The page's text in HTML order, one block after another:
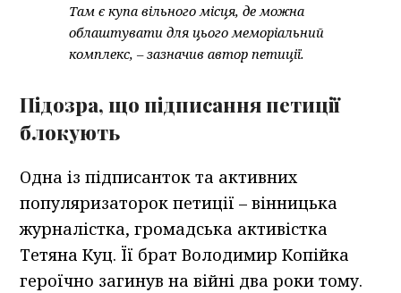
Там є купа вільного місця, де можна
облаштувати для цього меморіальний
комплекс, – зазначив автор петиції.
Підозра, що підписання петиції
блокують
Одна із підписанток та активних
популяризаторок петиції – вінницька
журналістка, громадська активістка
Тетяна Куц. Її брат Володимир Копійка
героїчно загинув на війні два роки тому.